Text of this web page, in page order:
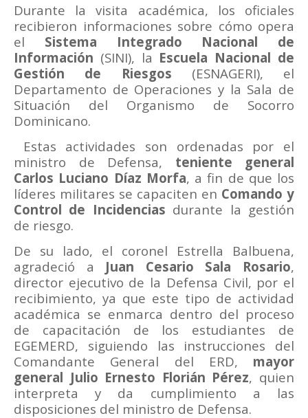
Durante la visita académica, los oficiales
recibieron informaciones sobre cómo opera
el Sistema Integrado Nacional de
Información (SINI), la Escuela Nacional de
Gestión de Riesgos (ESNAGERI), el
Departamento de Operaciones y la Sala de
Situación del Organismo de Socorro
Dominicano.
Estas actividades son ordenadas por el
ministro de Defensa, teniente general
Carlos Luciano Díaz Morfa, a fin de que los
líderes militares se capaciten en Comando y
Control de Incidencias durante la gestión
de riesgo.
De su lado, el coronel Estrella Balbuena,
agradeció a Juan Cesario Sala Rosario,
director ejecutivo de la Defensa Civil, por el
recibimiento, ya que este tipo de actividad
académica se enmarca dentro del proceso
de capacitación de los estudiantes de
EGEMERD, siguiendo las instrucciones del
Comandante General del ERD, mayor
general Julio Ernesto Florián Pérez, quien
interpreta y da cumplimiento a las
disposiciones del ministro de Defensa.